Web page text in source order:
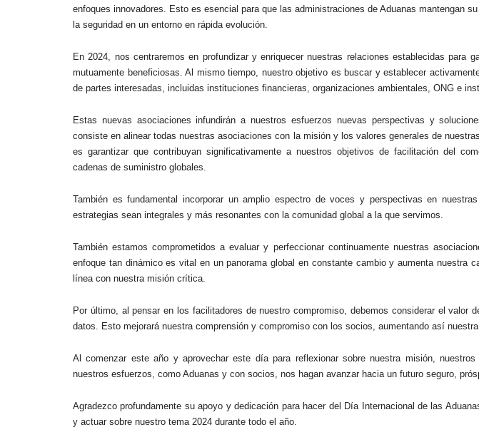
enfoques innovadores. Esto es esencial para que las administraciones de Aduanas mantengan
la seguridad en un entorno en rápida evolución.
En 2024, nos centraremos en profundizar y enriquecer nuestras relaciones establecidas para
mutuamente beneficiosas. Al mismo tiempo, nuestro objetivo es buscar y establecer
de partes interesadas, incluidas instituciones financieras, organizaciones ambientales, ONG e
Estas nuevas asociaciones infundirán a nuestros esfuerzos nuevas perspectivas y
consiste en alinear todas nuestras asociaciones con la misión y los valores generales de
es garantizar que contribuyan significativamente a nuestros objetivos de facilitación del
cadenas de suministro globales.
También es fundamental incorporar un amplio espectro de voces y perspectivas en
estrategias sean integrales y más resonantes con la comunidad global a la que servimos.
También estamos comprometidos a evaluar y perfeccionar continuamente nuestras
enfoque tan dinámico es vital en un panorama global en constante cambio y aumenta nuestra
línea con nuestra misión crítica.
Por último, al pensar en los facilitadores de nuestro compromiso, debemos considerar el valor
datos. Esto mejorará nuestra comprensión y compromiso con los socios, aumentando así
Al comenzar este año y aprovechar este día para reflexionar sobre nuestra misión,
nuestros esfuerzos, como Aduanas y con socios, nos hagan avanzar hacia un futuro seguro,
Agradezco profundamente su apoyo y dedicación para hacer del Día Internacional de las
y actuar sobre nuestro tema 2024 durante todo el año.